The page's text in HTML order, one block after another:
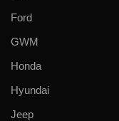
Ford
GWM
Honda
Hyundai
Jeep